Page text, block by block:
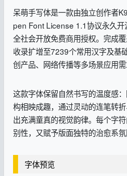
呆萌手写体是一款由独立创作者
pen Font License 1.1协议永久开
全社会开放免费商用授权。完成
收录扩增至7239个常用汉字及基
创产品、网络传播等多场景应用需
这款字体保留自然书写的温度感
构相映成趣，通过灵动的连笔转
出充满童真的视觉韵律。每个字
别性，又赋予版面独特的治愈系氛
字体预览